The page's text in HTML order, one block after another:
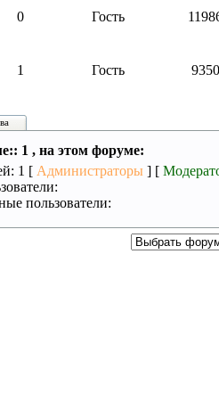
0 Гость
1 Гость
1 , на этом форуме:
1 [ Администраторы ] [
пользователи: